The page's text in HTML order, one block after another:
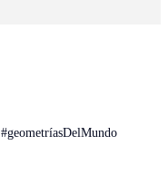
#geometríasDelMundo